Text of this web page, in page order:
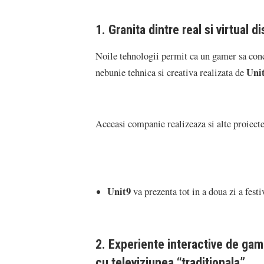
1. Granita dintre real si virtual
Noile tehnologii permit ca un gamer sa
nebunie tehnica si creativa realizata de
Aceeasi companie realizeaza si alte
Unit9va prezenta tot in a doua zi a
2. Experiente interactive de